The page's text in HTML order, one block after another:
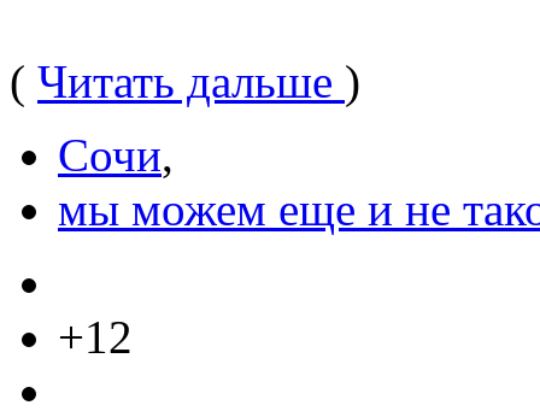
( Читать дальше )
Сочи,
мы можем еще и не
+12